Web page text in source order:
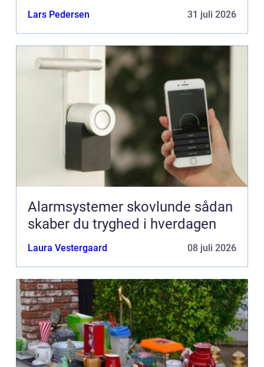
Lars Pedersen 31 juli 2026
Alarmsystemer skovlunde sådan
skaber du tryghed i hverdagen
Laura Vestergaard 08 juli 2026